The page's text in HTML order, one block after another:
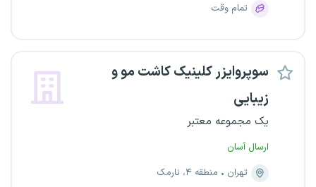
تمام وقت
سوپروایزر کلینیک کاشت مو و
زیبایی
یک مجموعه معتبر
ارسال آسان
تهران
منطقه ۴، نارمک